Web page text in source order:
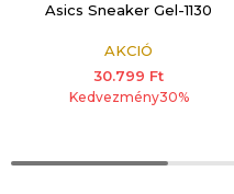
Asics Sneaker Gel-1130
AKCIÓ
30.799 Ft
Kedvezmény30%